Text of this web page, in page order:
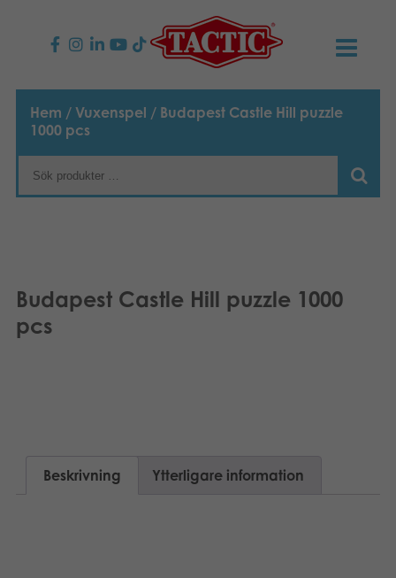
PRODUKTER
Barnspel
NYHETER
TACTIC
Hem / Vuxenspel / Budapest Castle Hill puzzle
1000 pcs
Budapest Castle Hill puzzle 1000
pcs
Beskrivning Ytterligare information